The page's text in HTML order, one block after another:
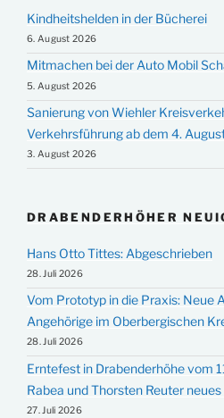
Kindheitshelden in der Bücherei
6. August 2026
Mitmachen bei der Auto Mobil
5. August 2026
Sanierung von Wiehler
Verkehrsführung ab dem 4.
3. August 2026
DRABENDERHÖHER
Hans Otto Tittes: Abgeschrieben
28. Juli 2026
Vom Prototyp in die Praxis: Neue
Angehörige im Oberbergischen
28. Juli 2026
Erntefest in Drabenderhöhe vom
Rabea und Thorsten Reuter
27. Juli 2026